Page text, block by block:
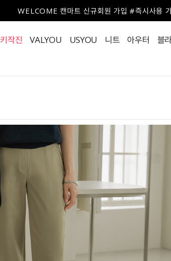
WELCOME 캔마트 신규회원 가입 #즉시사용
키작진 VALYOU USYOU 니트 아우터 블